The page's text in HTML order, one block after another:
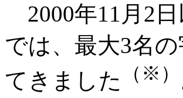
2000年11月2
では、最大3名
てきました
（※）